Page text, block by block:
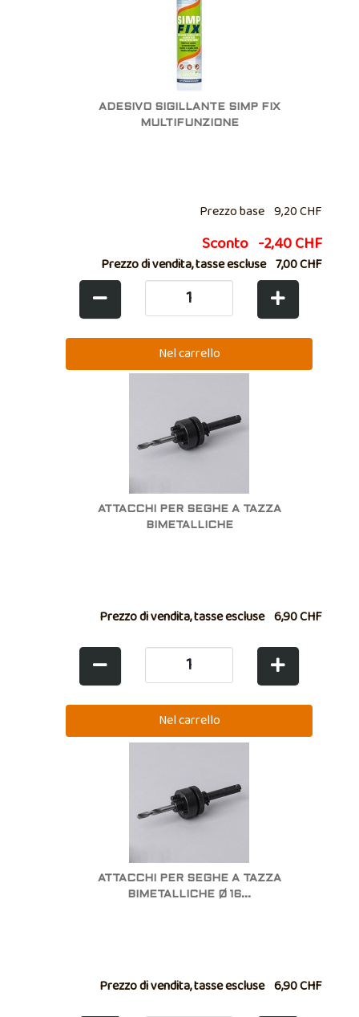
ADESIVO SIGILLANTE SIMP FIX
MULTIFUNZIONE
Prezzo base 9,20 CHF
Sconto -2,40 CHF
Prezzo di vendita, tasse escluse 7,00 CHF
ATTACCHI PER SEGHE A TAZZA
BIMETALLICHE
Prezzo di vendita, tasse escluse 6,90 CHF
ATTACCHI PER SEGHE A TAZZA
BIMETALLICHE Ø 16...
Prezzo di vendita, tasse escluse 6,90 CHF